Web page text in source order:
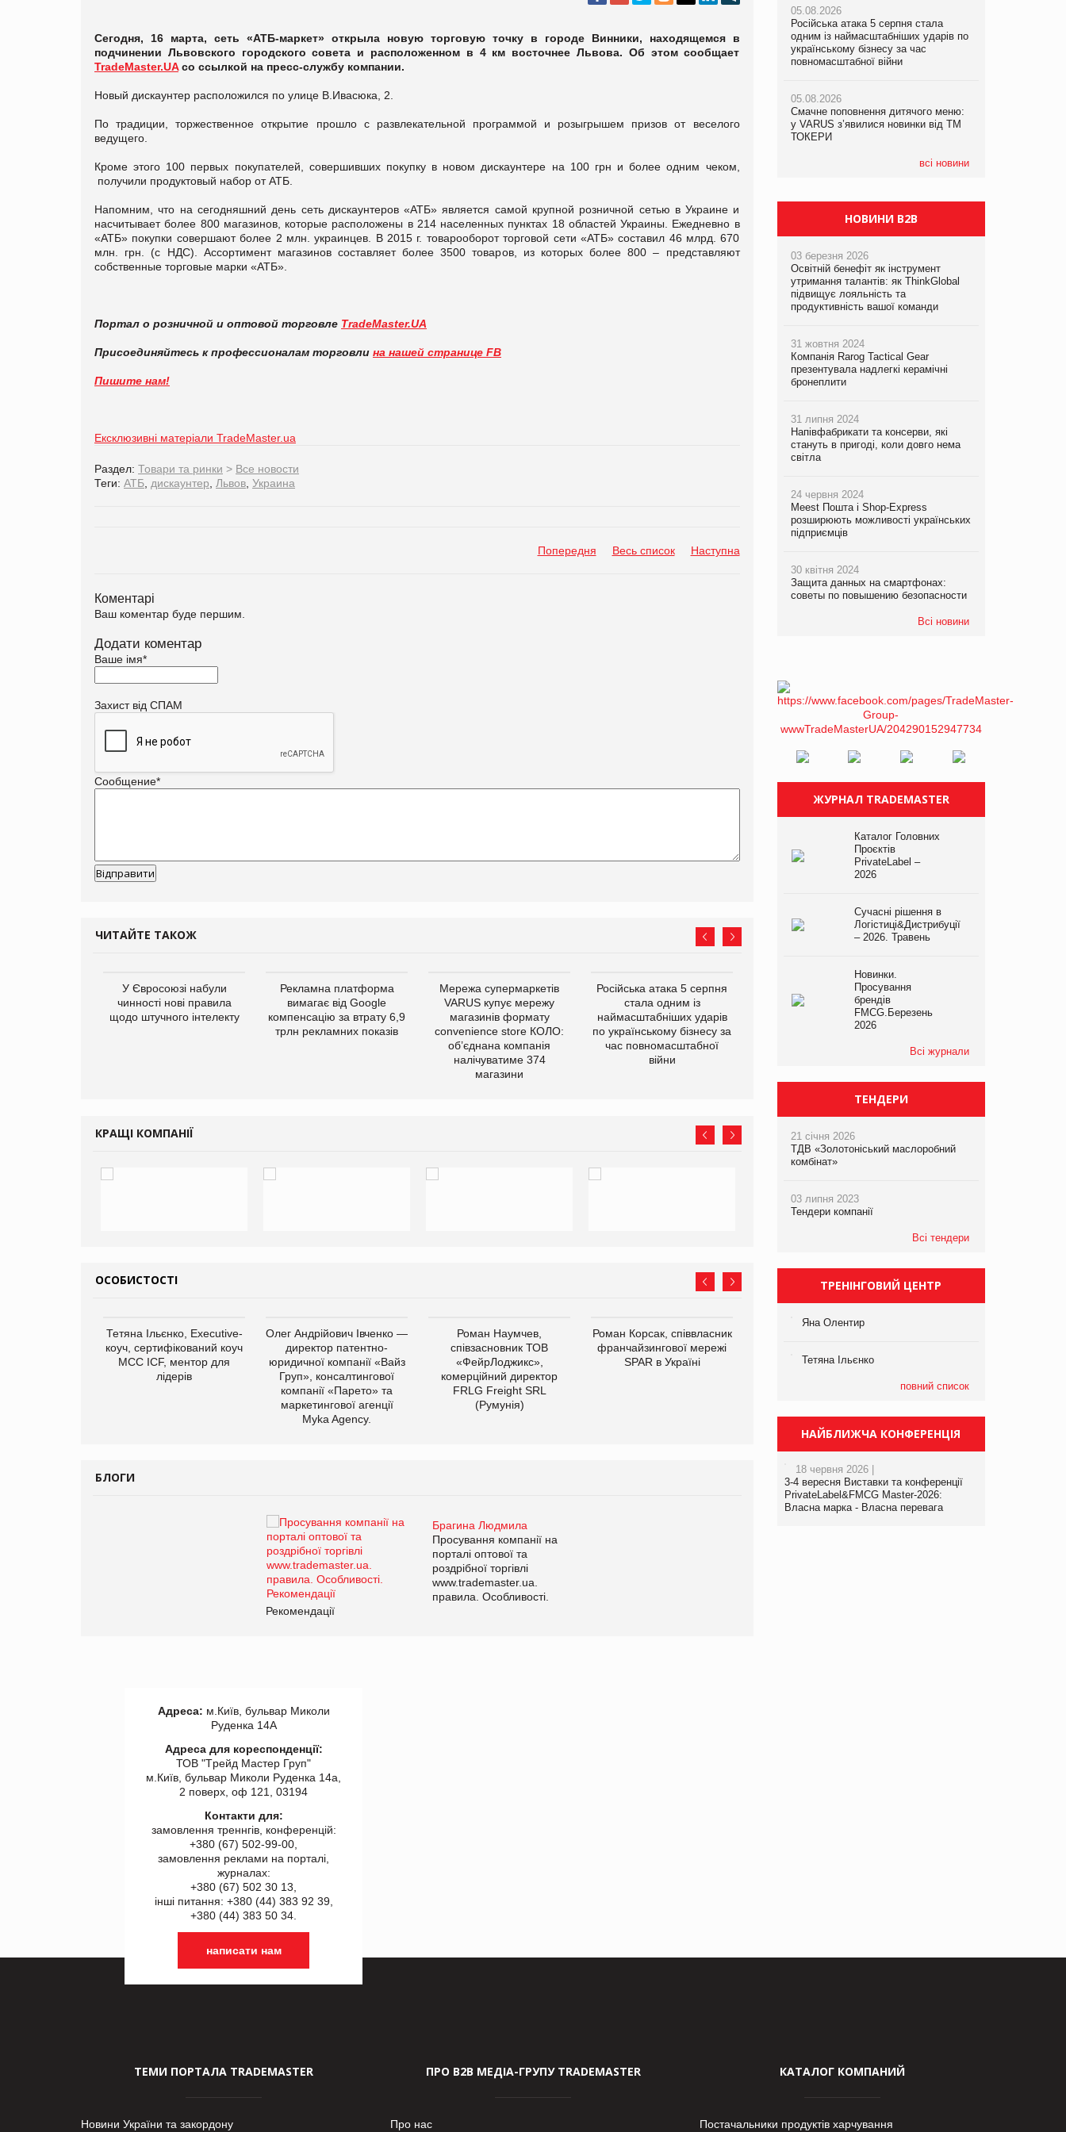
Сегодня, 16 марта, сеть «АТБ-маркет» открыла новую торговую точку в городе Винники, находящемся в
подчинении Львовского городского совета и расположенном в 4 км восточнее Львова. Об этом сообщает
TradeMaster.UAсо ссылкой на пресс-службу компании.
Новый дискаунтер расположился по улице В.Ивасюка, 2.
По традиции, торжественное открытие прошло с развлекательной программой и розыгрышем призов от веселого
ведущего.
Кроме этого 100 первых покупателей, совершивших покупку в новом дискаунтере на 100 грн и более одним чеком,
получили продуктовый набор от АТБ.
Напомним, что на сегодняшний день сеть дискаунтеров «АТБ» является самой крупной розничной сетью в Украине и
насчитывает более 800 магазинов, которые расположены в 214 населенных пунктах 18 областей Украины. Ежедневно в
«АТБ» покупки совершают более 2 млн. украинцев. В 2015 г. товарооборот торговой сети «АТБ» составил 46 млрд. 670
млн. грн. (с НДС). Ассортимент магазинов составляет более 3500 товаров, из которых более 800 – представляют
собственные торговые марки «АТБ».
Портал о розничной и оптовой торговле TradeMaster.UA
Присоединяйтесь к профессионалам торговли на нашей странице FB
Пишите нам!
Ексклюзивні матеріали TradeMaster.ua
Раздел: Товари та ринки > Все новости
Теги: АТБ дискаунтер Львов Украина
Попередня Весь список Наступна
Коментарі
Ваш коментар буде першим.
Додати коментар
Ваше імя*
Захист від СПАМ
Сообщение*
ЧИТАЙТЕ ТАКОЖ
У Євросоюзі набули
чинності нові правила
щодо штучного інтелекту
Рекламна платформа
вимагає від Google
компенсацію за втрату 6,9
трлн рекламних показів
Мережа супермаркетів
VARUS купує мережу
магазинів формату
convenience store КОЛО:
об’єднана компанія
налічуватиме 374
магазини
Російська атака 5 серпня
стала одним із
наймасштабніших ударів
по українському бізнесу за
час повномасштабної
війни
Смачне поповнення
дитячого меню: у VARUS
з’явилися новинки від ТМ
КРАЩІ КОМПАНІЇ
ОСОБИСТОСТІ
Тетяна Ільєнко, Executive-
коуч, сертифікований коуч
МСС ICF, ментор для
лідерів
Олег Андрійович Івченко —
директор патентно-
юридичної компанії «Вайз
Груп», консалтингової
компанії «Парето» та
маркетингової агенції
Myka Agency.
Роман Наумчев,
співзасновник ТОВ
«ФейрЛоджикс»,
комерційний директор
FRLG Freight SRL
(Румунія)
Роман Корсак, співвласник
франчайзингової мережі
SPAR в Україні
департаменту з
БЛОГИ
Брагина Людмила
Просування компанії на
порталі оптової та
роздрібної торгівлі
www.trademaster.ua.
правила. Особливості.
Рекомендації
05.08.2026
Російська атака 5 серпня стала
одним із наймасштабніших ударів по
українському бізнесу за час
повномасштабної війни
05.08.2026
Смачне поповнення дитячого меню:
у VARUS з’явилися новинки від ТМ
ТОКЕРИ
всі новини
05.08.2026
Російська атака 5 серпня стала
одним із наймасштабніших ударів по
українському бізнесу за час
повномасштабної війни
05.08.2026
Смачне поповнення дитячого меню:
у VARUS з’явилися новинки від ТМ
ТОКЕРИ
рекламі екологічних продуктів
05.08.2026
AstraZeneca обговорює найбільшу
НОВИНИ B2B
03 березня 2026
Освітній бенефіт як інструмент
утримання талантів: як ThinkGlobal
підвищує лояльність та
продуктивність вашої команди
31 жовтня 2024
Компанія Rarog Tactical Gear
презентувала надлегкі керамічні
бронеплити
31 липня 2024
Напівфабрикати та консерви, які
стануть в пригоді, коли довго нема
світла
24 червня 2024
Meest Пошта і Shop-Express
розширюють можливості українських
підприємців
30 квітня 2024
Защита данных на смартфонах:
советы по повышению безопасности
Всі новини
ЖУРНАЛ TRADEMASTER
Каталог Головних
Проєктів
PrivateLabel –
2026
Сучасні рішення в
Логістиці&Дистрибуції
– 2026. Травень
Новинки.
Просування
брендів
FMCG.Березень
2026
Всі журнали
ТЕНДЕРИ
21 січня 2026
ТДВ «Золотоніський маслоробний
комбінат»
03 липня 2023
Тендери компанії
Всі тендери
ТРЕНІНГОВИЙ ЦЕНТР
Яна Олентир
Тетяна Ільєнко
повний список
НАЙБЛИЖЧА КОНФЕРЕНЦІЯ
18 червня 2026 |
3-4 вересня Виставки та конференції
PrivateLabel&FMCG Master-2026:
Власна марка - Власна перевага
Адреса: м.Київ, бульвар Миколи
Руденка 14А
Адреса для кореспонденції:
ТОВ "Tрейд Мастер Груп"
м.Київ, бульвар Миколи Руденка 14а,
2 поверх, оф 121, 03194
Контакти для:
замовлення треннгів, конференцій:
+380 (67) 502-99-00,
замовлення реклами на порталі,
журналах:
+380 (67) 502 30 13,
інші питання: +380 (44) 383 92 39,
+380 (44) 383 50 34.
написати нам
ТЕМИ ПОРТАЛА TRADEMASTER
Новини України та закордону
ПРО В2В МЕДІА-ГРУПУ TRADEMASTER
Про нас
КАТАЛОГ КОМПАНИЙ
Постачальники продуктів харчування